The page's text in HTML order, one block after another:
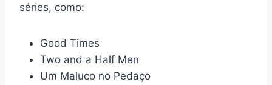
séries, como:
Good Times
Two and a Half Men
Um Maluco no Pedaço